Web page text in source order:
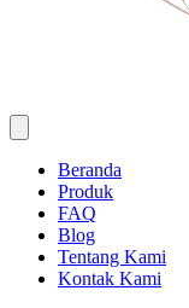
Beranda
Produk
FAQ
Blog
Tentang Kami
Kontak Kami